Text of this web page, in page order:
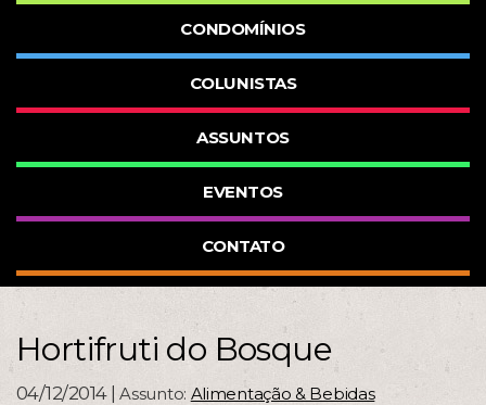
CONDOMÍNIOS
COLUNISTAS
ASSUNTOS
EVENTOS
CONTATO
Hortifruti do Bosque
04/12/2014 |Assunto: Alimentação & Bebidas